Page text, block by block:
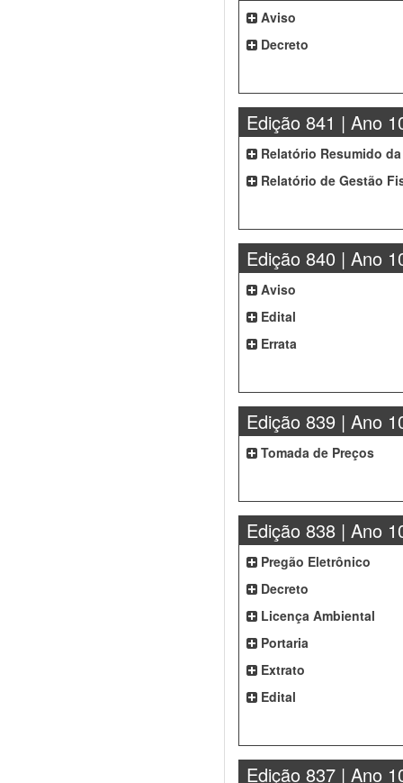
Aviso
Decreto
Edição 841 | Ano
Relatório Resumido
Relatório de Gestão
Edição 840 | Ano
Aviso
Edital
Errata
Edição 839 | Ano
Tomada de Preços
Edição 838 | Ano
Pregão Eletrônico
Decreto
Licença Ambiental
Portaria
Extrato
Edital
Edição 837 | Ano